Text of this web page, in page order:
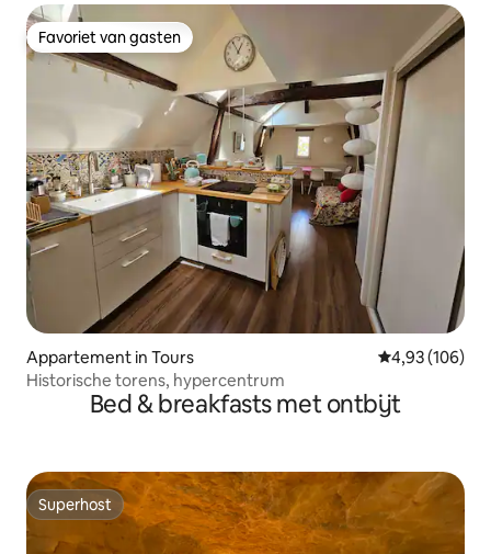
Favoriet van gasten
Favoriet van gasten
Appartement in Tours Gemiddelde
4,93 (106)
Historische torens, hypercentrum
Bed & breakfasts met ontbijt
Superhost
Superhost